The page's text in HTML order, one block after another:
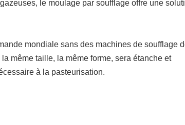
le moulage par soufflage offre une
mondiale sans des machines de soufflage
même taille, la même forme, sera étanche et
à la pasteurisation.